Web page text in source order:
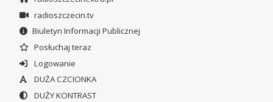
radioszczecin.tv
Biuletyn Informacji Publicznej
Posłuchaj teraz
Logowanie
DUŻA CZCIONKA
DUŻY KONTRAST